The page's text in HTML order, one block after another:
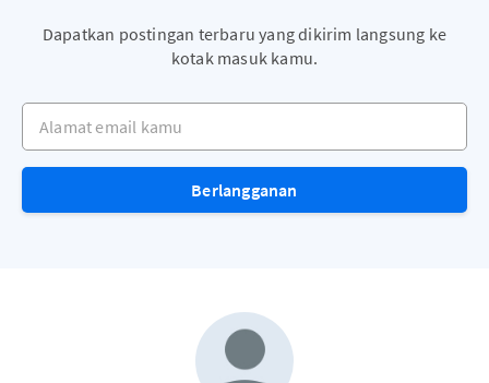
Dapatkan postingan terbaru yang dikirim langsung ke
kotak masuk kamu.
Alamat email kamu
Berlangganan